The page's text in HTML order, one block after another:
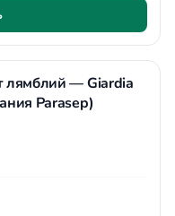
лямблий — Giardia
Parasep)